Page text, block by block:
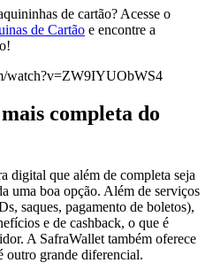
de cartão? Acesse o
de Cartão e encontre a
watch?v=ZW9IYUObWS4
completa do
digital que além de completa seja
uma boa opção. Além de serviços
saques, pagamento de boletos),
e de cashback, o que é
A SafraWallet também oferece
outro grande diferencial.